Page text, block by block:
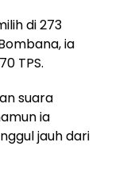
di 273
ia
TPS.
suara
ia
jauh dari